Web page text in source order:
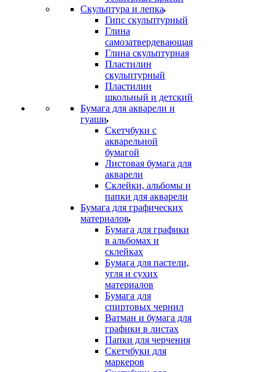
Скульптура и лепка
Гипс скульптурный
Глина
самозатвердевающая
Глина скульптурная
Пластилин
скульптурный
Пластилин
школьный и детский
Бумага для акварели и
гуаши
Скетчбуки с
акварельной
бумагой
Листовая бумага для
акварели
Склейки, альбомы и
папки для акварели
Бумага для графических
материалов
Бумага для графики
в альбомах и
склейках
Бумага для пастели,
угля и сухих
материалов
Бумага для
спиртовых чернил
Ватман и бумага для
графики в листах
Папки для черчения
Скетчбуки для
маркеров